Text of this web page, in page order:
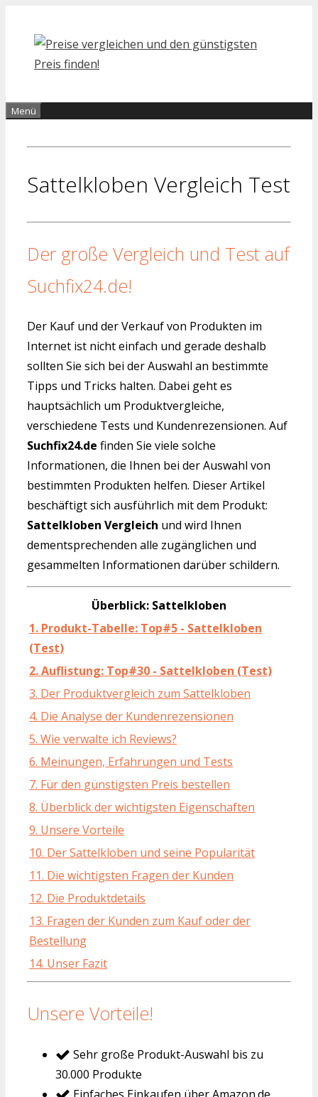
Inhalt
springen
Menü
Sattelkloben Vergleich Test
Der große Vergleich und Test auf
Suchfix24.de!
Der Kauf und der Verkauf von Produkten im
Internet ist nicht einfach und gerade deshalb
sollten Sie sich bei der Auswahl an bestimmte
Tipps und Tricks halten. Dabei geht es
hauptsächlich um Produktvergleiche,
verschiedene Tests und Kundenrezensionen. Auf
Suchfix24.de finden Sie viele solche
Informationen, die Ihnen bei der Auswahl von
bestimmten Produkten helfen. Dieser Artikel
beschäftigt sich ausführlich mit dem Produkt:
Sattelkloben Vergleich und wird Ihnen
dementsprechenden alle zugänglichen und
gesammelten Informationen darüber schildern.
Überblick: Sattelkloben
1. Produkt-Tabelle: Top#5 - Sattelkloben
(Test)
2. Auflistung: Top#30 - Sattelkloben (Test)
3. Der Produktvergleich zum Sattelkloben
4. Die Analyse der Kundenrezensionen
5. Wie verwalte ich Reviews?
6. Meinungen, Erfahrungen und Tests
7. Für den günstigsten Preis bestellen
8. Überblick der wichtigsten Eigenschaften
9. Unsere Vorteile
10. Der Sattelkloben und seine Popularität
11. Die wichtigsten Fragen der Kunden
12. Die Produktdetails
13. Fragen der Kunden zum Kauf oder der
Bestellung
14. Unser Fazit
Unsere Vorteile!
Sehr große Produkt-Auswahl bis zu
30.000 Produkte